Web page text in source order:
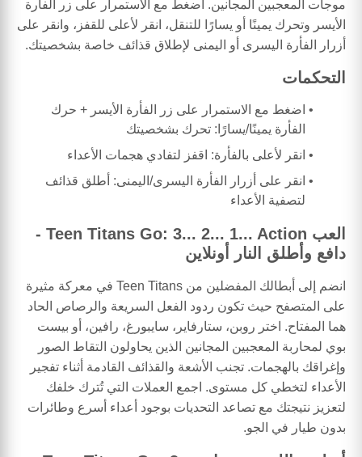
موجات المعجبين المجانين. اضغط مع الاستمرار على زر الفأرة
الأيسر وتحرك يمينًا أو يسارًا للتنقل، انقر لأعلى للقفز، وانقر على
أزرار الفأرة اليسرى أو اليمنى لإطلاق قذائف خاصة بشخصيتك.
التحكمات
اضغط مع الاستمرار على زر الفأرة الأيسر + حرك
الفأرة يمينًا/يسارًا: تحرك بشخصيتك
انقر لأعلى بالفأرة: اقفز لتفادي هجمات الأعداء
انقر على أزرار الفأرة اليسرى/اليمنى: أطلق قذائف
لتصفية الأعداء
العب Teen Titans Go: 3... 2... 1... Action -
دافع وأطلق النار أونلاين
انضم إلى أبطالك المفضلين من Teen Titans في معركة مثيرة
على المتصفح حيث تكون ردود الفعل السريعة والرصاص الحاد
هما المفتاح. اختر روبن، ستارفاير، سايبورغ، رافين، أو بيست
بوي لمحاربة المعجبين المجانين الذين يحاولون التقاط الصور
وإغراقك بالهجمات. تجنب الأشعة والقذائف القادمة أثناء تفجير
الأعداء لتخطي كل مستوى. اجمع العملات التي تُترك خلفك
لتعزيز نتيجتك مع تصاعد التحديات بوجود أعداء أسرع وطائرات
بدون طيار في الجو.